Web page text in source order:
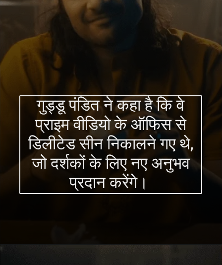
गुड्डू पंडित ने कहा है कि वे
प्राइम वीडियो के ऑफिस से
डिलीटेड सीन निकालने गए थे,
जो दर्शकों के लिए नए अनुभव
प्रदान करेंगे।